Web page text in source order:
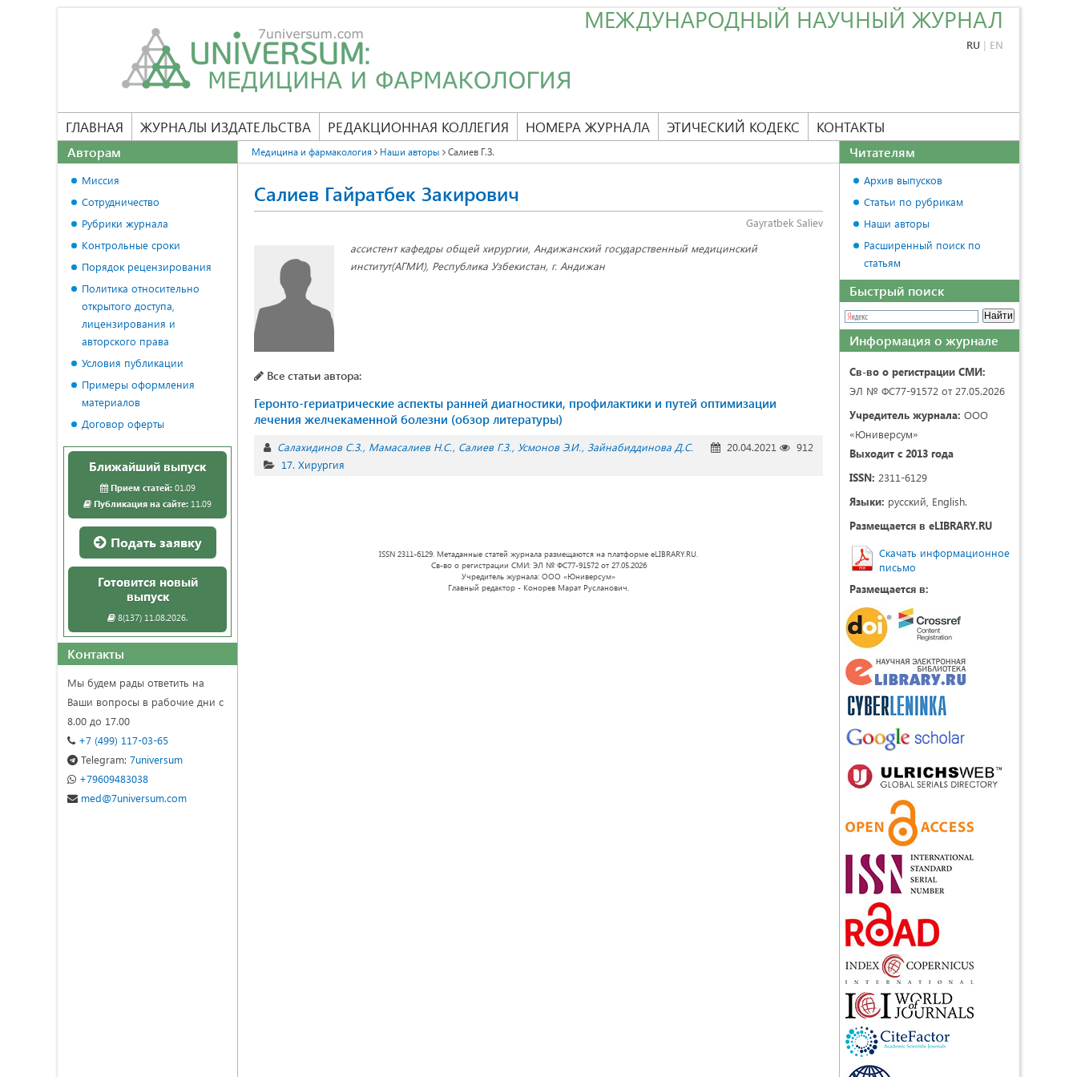
МЕЖДУНАРОДНЫЙ НАУЧНЫЙ ЖУРНАЛ
RU | EN
ГЛАВНАЯ ЖУРНАЛЫ ИЗДАТЕЛЬСТВА РЕДАКЦИОННАЯ КОЛЛЕГИЯ НОМЕРА ЖУРНАЛА ЭТИЧЕСКИЙ КОДЕКС КОНТАКТЫ
Медицина и фармакология Наши авторы Салиев Г.З.
Салиев Гайратбек Закирович
Gayratbek Saliev
ассистент кафедры общей хирургии, Андижанский государственный медицинский
институт(АГМИ), Республика Узбекистан, г. Андижан
Все статьи автора:
Геронто-гериатрические аспекты ранней диагностики, профилактики и путей оптимизации
лечения желчекаменной болезни (обзор литературы)
Салахидинов С.З. Мамасалиев Н.С. Салиев Г.З. Усмонов Э.И. Зайнабиддинова Д.С. 20.04.2021
912
17. Хирургия
ISSN 2311-6129. Метаданные статей журнала размещаются на платформе eLIBRARY.RU.
Св-во о регистрации СМИ: ЭЛ № ФС77-91572 от 27.05.2026
Учредитель журнала: ООО «Юниверсум»
Главный редактор - Конорев Марат Русланович.
Авторам
Миссия
Сотрудничество
Рубрики журнала
Контрольные сроки
Порядок рецензирования
Политика относительно
открытого доступа,
лицензирования и
авторского права
Условия публикации
Примеры оформления
материалов
Договор оферты
Ближайший выпуск
Прием статей:01.09
Публикация на сайте: 11.09
Подать заявку
Готовится новый
выпуск
8(137) 11.08.2026.
Контакты
Мы будем рады ответить на
Ваши вопросы в рабочие дни с
8.00 до 17.00
+7 (499) 117-03-65
Telegram: 7universum
+79609483038
med@7universum.com
Читателям
Архив выпусков
Статьи по рубрикам
Наши авторы
Расширенный поиск по
статьям
Быстрый поиск
Информация о журнале
Св-во о регистрации СМИ:
ЭЛ № ФС77-91572 от 27.05.2026
Учредитель журнала: ООО
«Юниверсум»
Выходит с 2013 года
ISSN: 2311-6129
Языки: русский, English.
Размещается в eLIBRARY.RU
Скачать информационное
письмо
Размещается в: